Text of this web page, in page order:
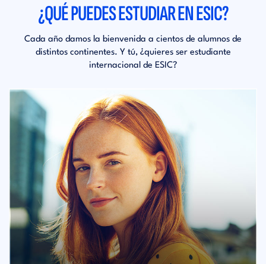
¿QUÉ PUEDES ESTUDIAR EN ESIC?
Cada año damos la bienvenida a cientos de alumnos de
distintos continentes. Y tú, ¿quieres ser estudiante
internacional de ESIC?